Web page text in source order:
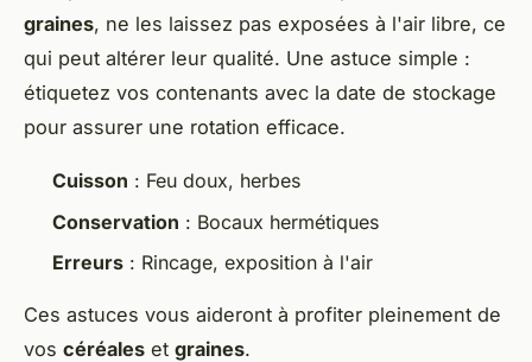
graines, ne les laissez pas exposées à l'air libre, ce
qui peut altérer leur qualité. Une astuce simple :
étiquetez vos contenants avec la date de stockage
pour assurer une rotation efficace.
Cuisson : Feu doux, herbes
Conservation : Bocaux hermétiques
Erreurs : Rincage, exposition à l'air
Ces astuces vous aideront à profiter pleinement de
vos céréales et graines.